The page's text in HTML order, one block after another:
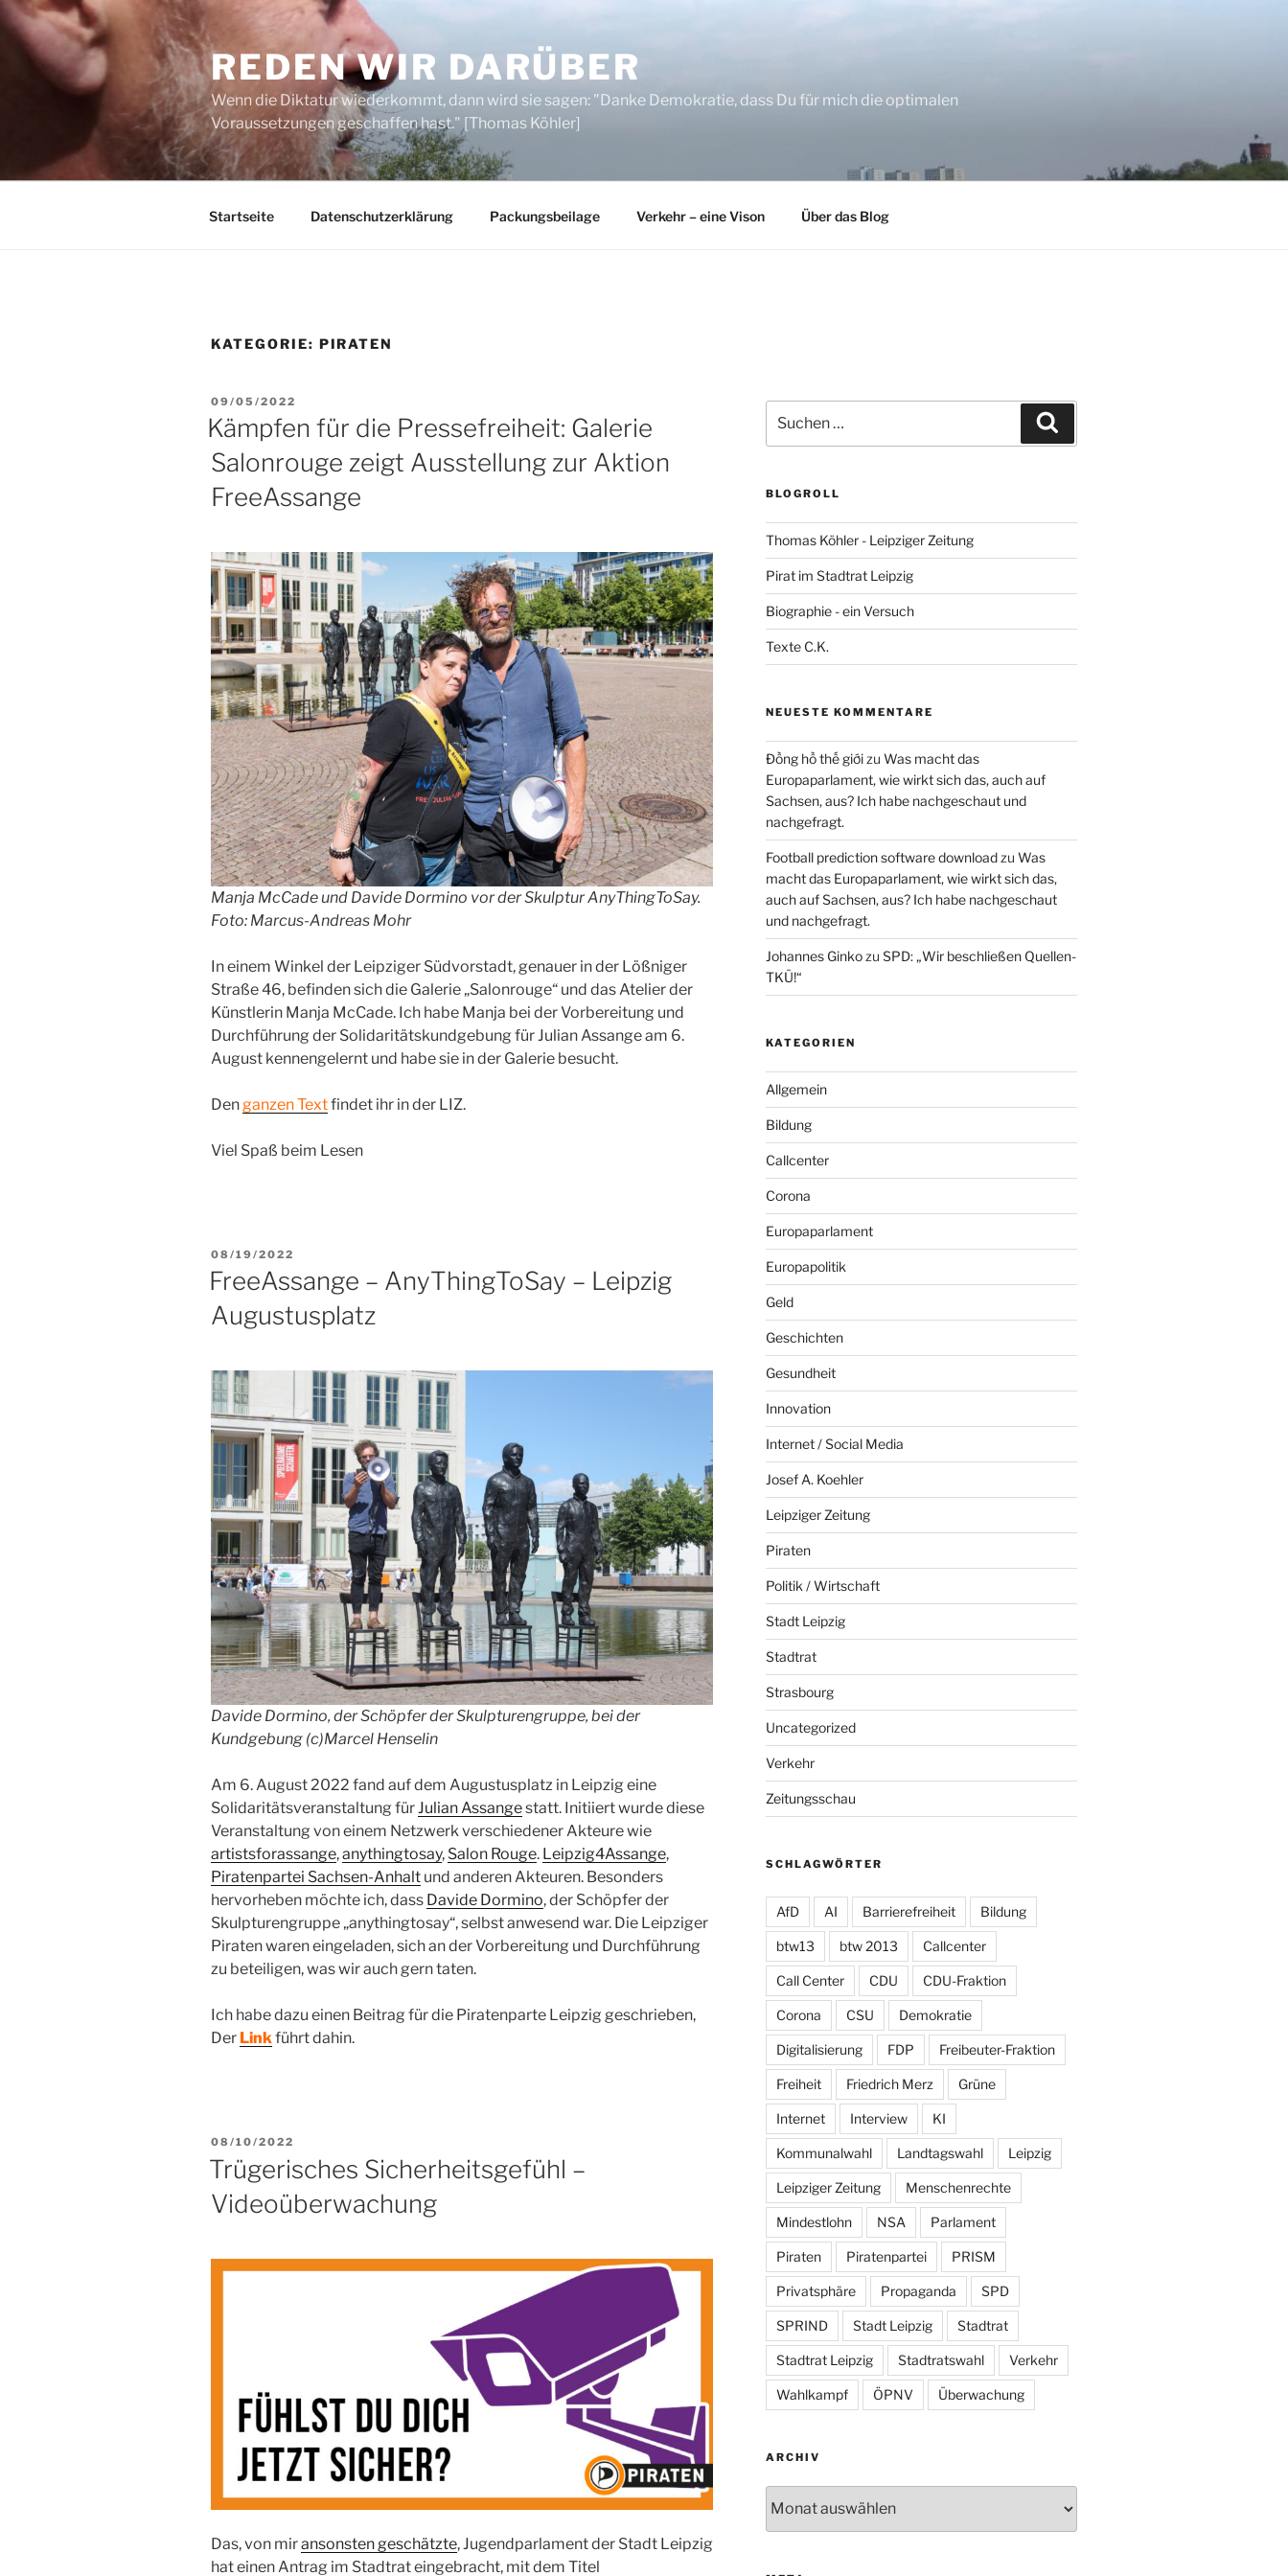
Zum
Inhalt
springen
REDEN WIR DARÜBER
Wenn die Diktatur wiederkommt, dann wird sie sagen: "Danke Demokratie, dass Du für mich die optimalen
Voraussetzungen geschaffen hast." [Thomas Köhler]
Startseite Datenschutzerklärung Packungsbeilage Verkehr – eine Vison Über das Blog
KATEGORIE: PIRATEN
VERÖFFENTLICHT
AM
09/05/2022
Kämpfen für die Pressefreiheit: Galerie
Salonrouge zeigt Ausstellung zur Aktion
FreeAssange
Manja McCade und Davide Dormino vor der Skulptur AnyThingToSay.
Foto: Marcus-Andreas Mohr
In einem Winkel der Leipziger Südvorstadt, genauer in der Lößniger
Straße 46, befinden sich die Galerie „Salonrouge“ und das Atelier der
Künstlerin Manja McCade. Ich habe Manja bei der Vorbereitung und
Durchführung der Solidaritätskundgebung für Julian Assange am 6.
August kennengelernt und habe sie in der Galerie besucht.
Den ganzen Textfindet ihr in der LIZ.
Viel Spaß beim Lesen
VERÖFFENTLICHT
AM
08/19/2022
FreeAssange – AnyThingToSay – Leipzig
Augustusplatz
Davide Dormino, der Schöpfer der Skulpturengruppe, bei der
Kundgebung (c)Marcel Henselin
Am 6. August 2022 fand auf dem Augustusplatz in Leipzig eine
Solidaritätsveranstaltung fürJulian Assangestatt. Initiiert wurde diese
Veranstaltung von einem Netzwerk verschiedener Akteure wie
artistsforassange,anythingtosay, Salon Rouge. Leipzig4Assange,
Piratenpartei Sachsen-Anhalt und anderen Akteuren. Besonders
hervorheben möchte ich, dass Davide Dormino, der Schöpfer der
Skulpturengruppe „anythingtosay“, selbst anwesend war. Die Leipziger
Piraten waren eingeladen, sich an der Vorbereitung und Durchführung
zu beteiligen, was wir auch gern taten.
Ich habe dazu einen Beitrag für die Piratenparte Leipzig geschrieben,
Der Linkführt dahin.
VERÖFFENTLICHT
AM
08/10/2022
Trügerisches Sicherheitsgefühl –
Videoüberwachung
Das, von miransonsten geschätzte, Jugendparlament der Stadt Leipzig
hat einen Antrag im Stadtrat eingebracht, mit dem Titel
nach:
BLOGROLL
Thomas Köhler - Leipziger Zeitung
Pirat im Stadtrat Leipzig
Biographie - ein Versuch
Texte C.K.
NEUESTE KOMMENTARE
Đồng hồ thế giớizu Was macht das
Europaparlament, wie wirkt sich das, auch auf
Sachsen, aus? Ich habe nachgeschaut und
nachgefragt.
Football prediction software downloadzu Was
macht das Europaparlament, wie wirkt sich das,
auch auf Sachsen, aus? Ich habe nachgeschaut
und nachgefragt.
Johannes Ginkozu SPD: „Wir beschließen Quellen-
TKÜ!“
KATEGORIEN
Allgemein
Bildung
Callcenter
Corona
Europaparlament
Europapolitik
Geld
Geschichten
Gesundheit
Innovation
Internet / Social Media
Josef A. Koehler
Leipziger Zeitung
Piraten
Politik / Wirtschaft
Stadt Leipzig
Stadtrat
Strasbourg
Uncategorized
Verkehr
Zeitungsschau
SCHLAGWÖRTER
AfD AI Barrierefreiheit Bildung
btw13 btw 2013 Callcenter
Call Center CDU CDU-Fraktion
Corona CSU Demokratie
Digitalisierung FDP Freibeuter-Fraktion
Freiheit Friedrich Merz Grüne
Internet Interview KI
Kommunalwahl Landtagswahl Leipzig
Leipziger Zeitung Menschenrechte
Mindestlohn NSA Parlament
Piraten Piratenpartei PRISM
Privatsphäre Propaganda SPD
SPRIND Stadt Leipzig Stadtrat
Stadtrat Leipzig Stadtratswahl Verkehr
Wahlkampf ÖPNV Überwachung
ARCHIV